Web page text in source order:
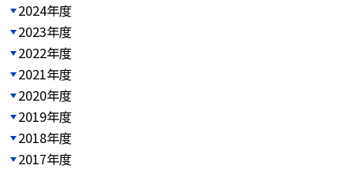
2024年度
2023年度
2022年度
2021年度
2020年度
2019年度
2018年度
2017年度